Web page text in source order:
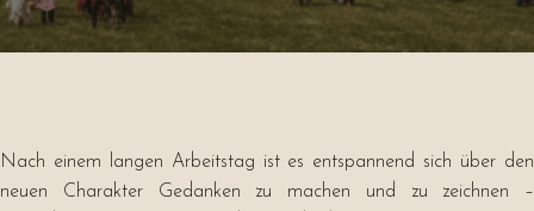
Nach einem langen Arbeitstag ist es entspannend sich über den
neuen Charakter Gedanken zu machen und zu zeichnen –